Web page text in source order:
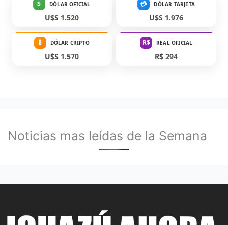
$ DÓLAR OFICIAL
U$S 1.520
💳 DÓLAR TARJETA
U$S 1.976
₿ DÓLAR CRIPTO
U$S 1.570
R$ REAL OFICIAL
R$ 294
Noticias mas leídas de la Semana